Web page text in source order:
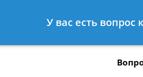
812 467-39-37У вас есть вопрос